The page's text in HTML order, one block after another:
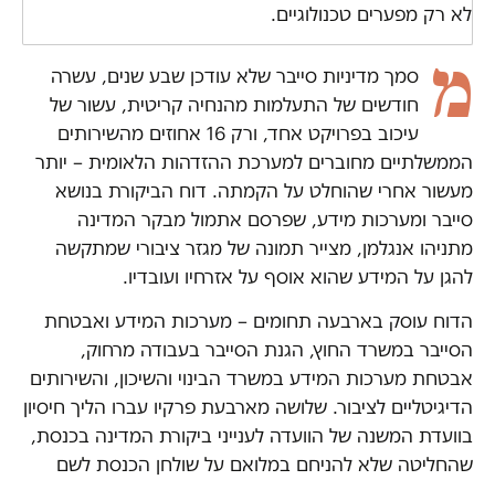
לא רק מפערים טכנולוגיים.
מ סמך מדיניות סייבר שלא עודכן שבע שנים, עשרה
חודשים של התעלמות מהנחיה קריטית, עשור של
עיכוב בפרויקט אחד, ורק 16 אחוזים מהשירותים
הממשלתיים מחוברים למערכת ההזדהות הלאומית – יותר
מעשור אחרי שהוחלט על הקמתה. דוח הביקורת בנושא
סייבר ומערכות מידע, שפרסם אתמול מבקר המדינה
מתניהו אנגלמן, מצייר תמונה של מגזר ציבורי שמתקשה
להגן על המידע שהוא אוסף על אזרחיו ועובדיו.
הדוח עוסק בארבעה תחומים – מערכות המידע ואבטחת
הסייבר במשרד החוץ, הגנת הסייבר בעבודה מרחוק,
אבטחת מערכות המידע במשרד הבינוי והשיכון, והשירותים
הדיגיטליים לציבור. שלושה מארבעת פרקיו עברו הליך חיסיון
בוועדת המשנה של הוועדה לענייני ביקורת המדינה בכנסת,
שהחליטה שלא להניחם במלואם על שולחן הכנסת לשם